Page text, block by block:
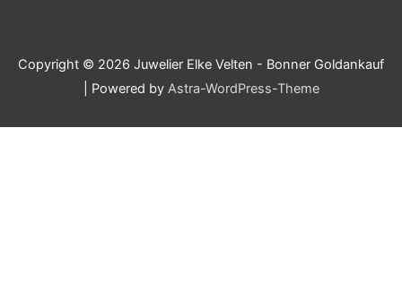
Copyright © 2026 Juwelier Elke Velten - Bonner Goldankauf
| Powered by Astra-WordPress-Theme